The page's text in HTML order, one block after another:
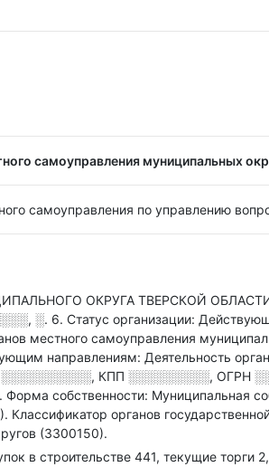
самоуправления муниципальных
самоуправления по управлению
ОКРУГА ТВЕРСКОЙ ОБЛАСТИ
░. 6. Статус организации:
местного самоуправления
направлениям: Деятельность
░░░░░░░░░░, КПП ░░░░░░░░░, ОГРН
Форма собственности: Муниципальная
Классификатор органов
(3300150).
в строительстве 441, текущие